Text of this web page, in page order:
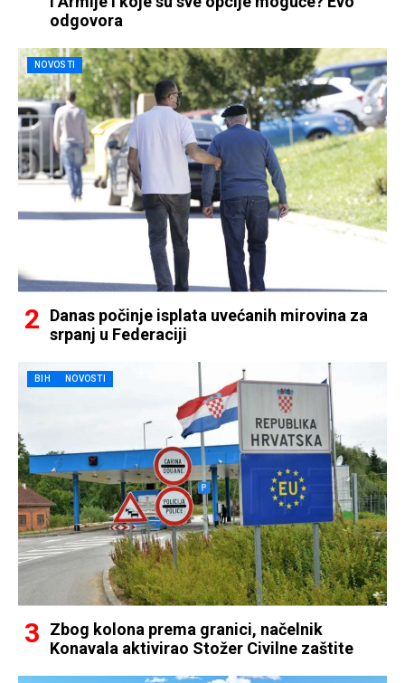
odgovora
NOVOSTI
Danas počinje isplata uvećanih mirovina za
srpanj u Federaciji
BIH NOVOSTI
Zbog kolona prema granici, načelnik
Konavala aktivirao Stožer Civilne zaštite